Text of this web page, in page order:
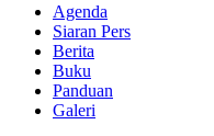
Agenda
Siaran Pers
Berita
Buku
Panduan
Galeri